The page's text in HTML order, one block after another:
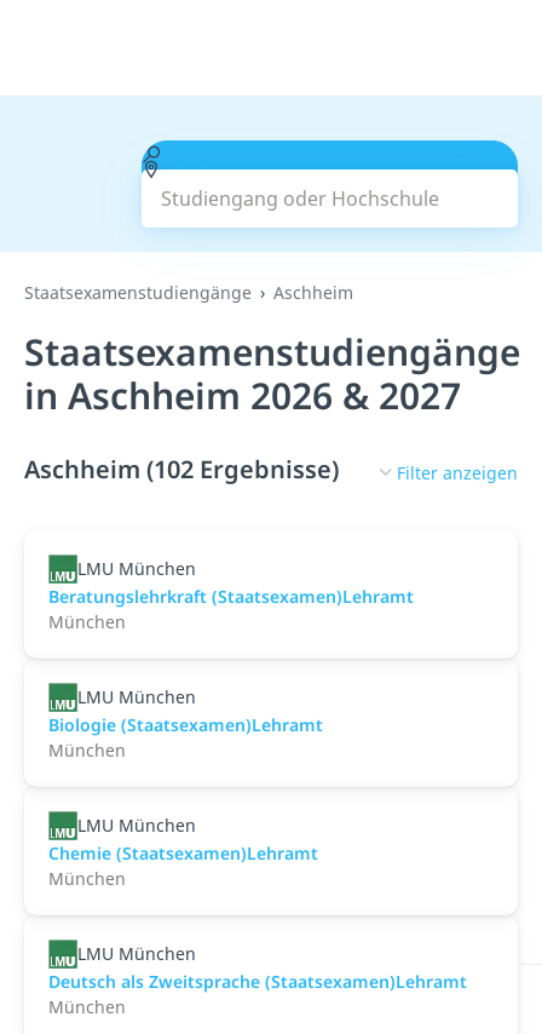
Studiengang oder Hochschule
Suchen
Staatsexamenstudiengänge Aschheim
Staatsexamenstudiengänge
in Aschheim 2026 & 2027
Aschheim (102 Ergebnisse) Filter anzeigen
LMU München
Beratungslehrkraft (Staatsexamen)Lehramt
München
LMU München
Biologie (Staatsexamen)Lehramt
München
LMU München
Chemie (Staatsexamen)Lehramt
München
LMU München
Deutsch als Zweitsprache (Staatsexamen)Lehramt
München